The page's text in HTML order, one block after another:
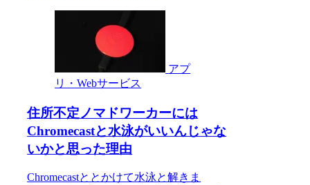
アプ
リ・Webサービス
住所不定ノマドワーカーには
Chromecastと水泳がいいんじゃな
いかと思った理由
Chromecastととかけて水泳と解きま